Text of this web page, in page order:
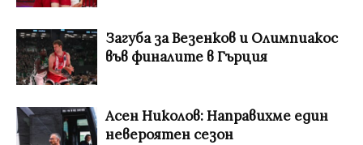
Загуба за Везенков и Олимпиакос
във финалите в Гърция
Асен Николов: Направихме един
невероятен сезон